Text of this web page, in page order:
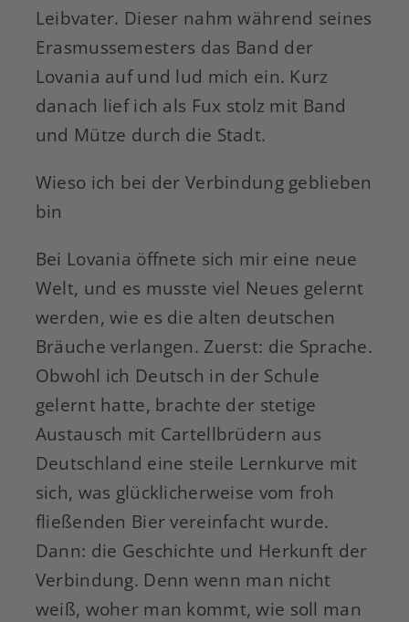
Leibvater. Dieser nahm während seines
Erasmussemesters das Band der
Lovania auf und lud mich ein. Kurz
danach lief ich als Fux stolz mit Band
und Mütze durch die Stadt.
Wieso ich bei der Verbindung geblieben
bin
Bei Lovania öffnete sich mir eine neue
Welt, und es musste viel Neues gelernt
werden, wie es die alten deutschen
Bräuche verlangen. Zuerst: die Sprache.
Obwohl ich Deutsch in der Schule
gelernt hatte, brachte der stetige
Austausch mit Cartellbrüdern aus
Deutschland eine steile Lernkurve mit
sich, was glücklicherweise vom froh
fließenden Bier vereinfacht wurde.
Dann: die Geschichte und Herkunft der
Verbindung. Denn wenn man nicht
weiß, woher man kommt, wie soll man